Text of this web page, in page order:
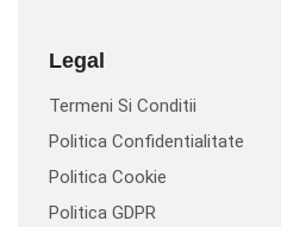
Legal
Termeni Si Conditii
Politica Confidentialitate
Politica Cookie
Politica GDPR